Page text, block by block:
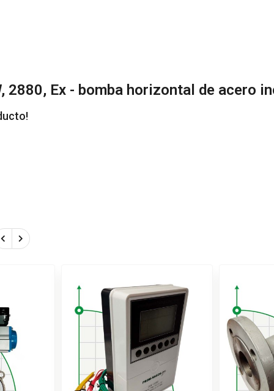
2880, Ex - bomba horizontal de acero